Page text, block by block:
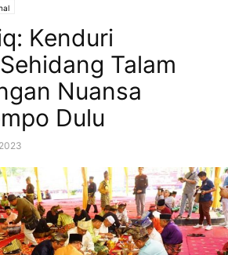
Kenduri
Talam
Nuansa
Dulu